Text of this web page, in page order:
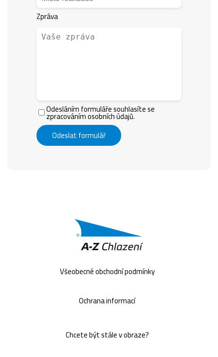
Zpráva
Odesláním formuláře souhlasíte se
zpracováním osobních údajů.
Odeslat formulář
Všeobecné obchodní podmínky
Ochrana informací
Chcete být stále v obraze?